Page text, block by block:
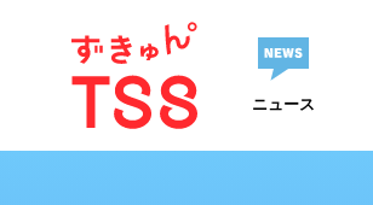
ニュース